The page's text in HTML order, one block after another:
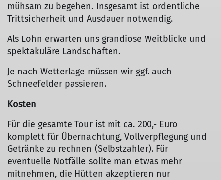
mühsam zu begehen. Insgesamt ist ordentliche
Trittsicherheit und Ausdauer notwendig.
Als Lohn erwarten uns grandiose Weitblicke und
spektakuläre Landschaften.
Je nach Wetterlage müssen wir ggf. auch
Schneefelder passieren.
Kosten
Für die gesamte Tour ist mit ca. 200,- Euro
komplett für Übernachtung, Vollverpflegung und
Getränke zu rechnen (Selbstzahler). Für
eventuelle Notfälle sollte man etwas mehr
mitnehmen, die Hütten akzeptieren nur